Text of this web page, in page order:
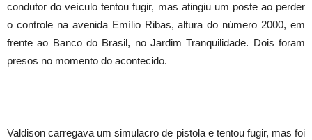
condutor do veículo tentou fugir, mas atingiu um poste ao perder
o controle na avenida Emílio Ribas, altura do número 2000, em
frente ao Banco do Brasil, no Jardim Tranquilidade. Dois foram
presos no momento do acontecido.
Valdison carregava um simulacro de pistola e tentou fugir, mas foi